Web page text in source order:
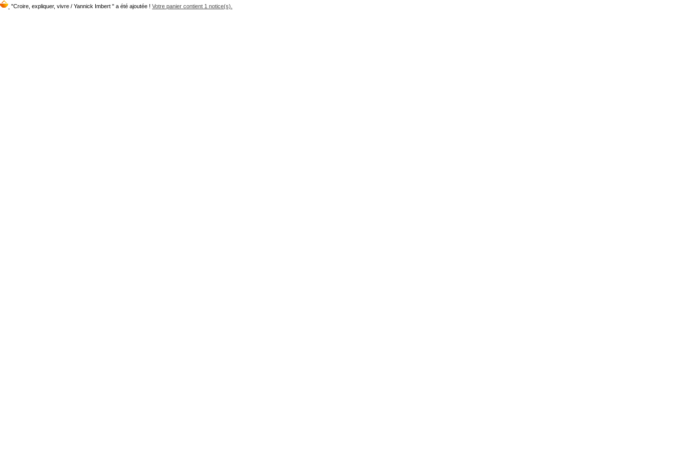
"Croire, expliquer, vivre / Yannick Imbert " a été ajoutée ! Votre panier contient 1 notice(s).